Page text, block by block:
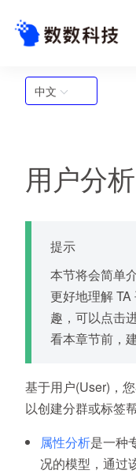
中文
用户分析
提示
本节将会简单
更好地理解
趣，可以点击
看本章节前，
基于用户(User)，
以创建分群或标签
属性分析是一种
况的模型，通过